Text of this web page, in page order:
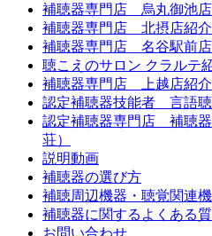
補聴器専門店 烏丸御池
補聴器専門店 北摂店紹介
補聴器専門店 名谷駅前
聴こえのサロン クラルテ
補聴器専門店 上越店紹介
認定補聴器技能者 言語
認定補聴器専門店 補聴
荘）
説明動画
補聴器の選び方
補聴周辺機器・聴覚関連
補聴器に関するよくある